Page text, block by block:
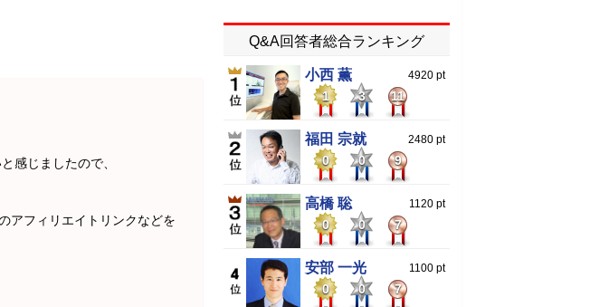
感じましたので、
アフィリエイトリンクなどを
Q&A回答者総合ランキング
小西 薫 4920 pt
1 3 11
福田 宗就 2480 pt
0 0 9
高橋 聡 1120 pt
0 0 7
安部 一光 1100 pt
0 0 7